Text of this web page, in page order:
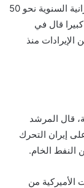
وخلال السنوات الأخيرة، بلغت إيرادات النفط الإيرانية السنوية نحو 50
قال في
منذ
قال المرشد
إيران التحرك
النفط الخام.
الأميركية من